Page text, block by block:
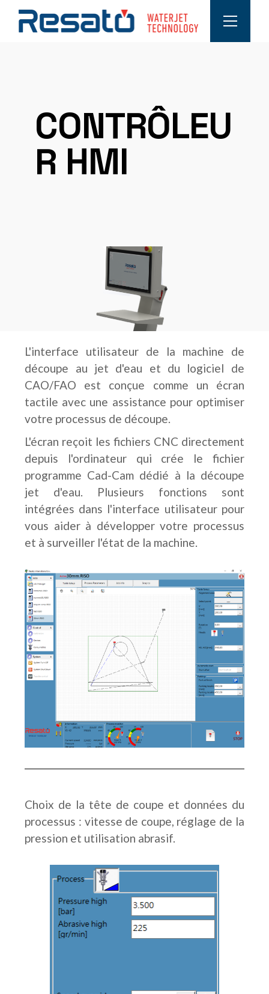
CONTRÔLEU
R HMI
L'interface utilisateur de la machine de
découpe au jet d'eau et du logiciel de
CAO/FAO est conçue comme un écran
tactile avec une assistance pour optimiser
votre processus de découpe.
L'écran reçoit les fichiers CNC directement
depuis l'ordinateur qui crée le fichier
programme Cad-Cam dédié à la découpe
jet d'eau. Plusieurs fonctions sont
intégrées dans l'interface utilisateur pour
vous aider à développer votre processus
et à surveiller l'état de la machine.
Choix de la tête de coupe et données du
processus : vitesse de coupe, réglage de la
pression et utilisation abrasif.